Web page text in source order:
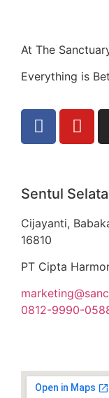
At The
Everything is
Sentul
Cijayanti,
16810
PT Cipta
0812-9990-